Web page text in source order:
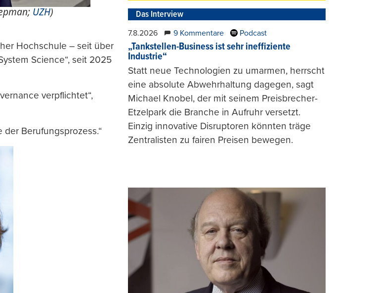
UZH)
Hochschule – seit über
Science“, seit 2025
verpflichtet“,
Berufungsprozess.“
Das Interview
7.8.2026 9 Kommentare Podcast
„Tankstellen-Business ist sehr ineffiziente
Industrie“
Statt neue Technologien zu umarmen, herrscht
eine absolute Abwehrhaltung dagegen, sagt
Michael Knobel, der mit seinem Preisbrecher-
Etzelpark die Branche in Aufruhr versetzt.
Einzig innovative Disruptoren könnten träge
Zentralisten zu fairen Preisen bewegen.